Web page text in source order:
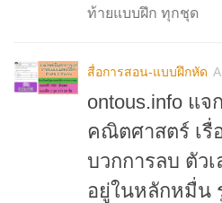
ท้ายแบบฝึก ทุกชุด
สื่อการสอน-แบบฝึกหัด
ontous.info แ
คณิตศาสตร์ เรื่
บวกการลบ ตัว
อยู่ในหลักหมื่น